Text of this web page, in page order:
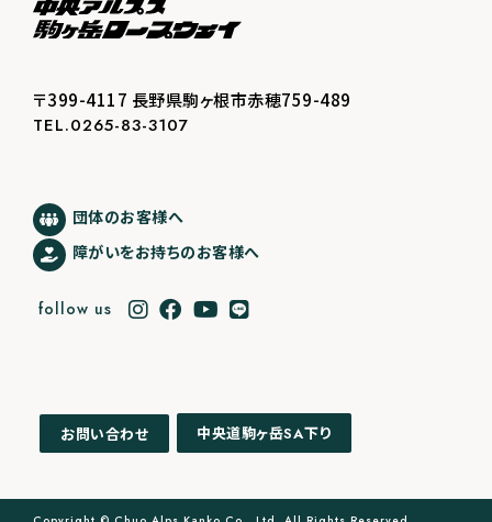
〒399-4117 長野県駒ヶ根市赤穂759-489
TEL.0265-83-3107
団体のお客様へ
障がいをお持ちのお客様へ
follow us
お問い合わせ 中央道駒ヶ岳SA下り